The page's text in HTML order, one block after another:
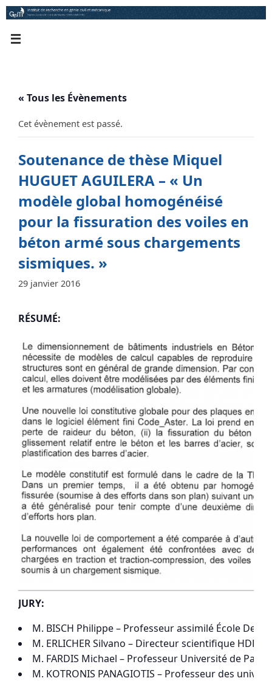
Passer
au
« Tous les Évènements
Cet évènement est passé.
Soutenance de thèse Miquel
HUGUET AGUILERA – « Un
modèle global homogénéisé
pour la fissuration des voiles en
béton armé sous chargements
sismiques. »
29 janvier 2016
RÉSUMÉ:
JURY:
M. BISCH Philippe – Professeur assimilé École Des
M. ERLICHER Silvano – Directeur scientifique HDR
M. FARDIS Michael – Professeur Université de
M. KOTRONIS PANAGIOTIS – Professeur des